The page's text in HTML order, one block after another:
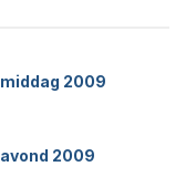
2009
2009